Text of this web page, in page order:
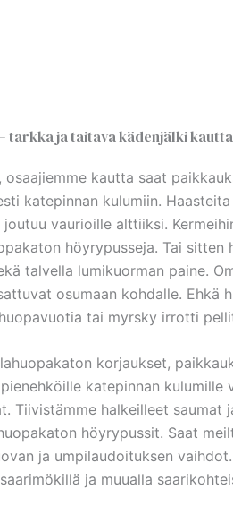
tarkka ja taitava kädenjälki
osaajiemme kautta saat
katepinnan kulumiin.
vaurioille alttiiksi.
höyrypusseja. Tai
talvella lumikuorman paine.
osumaan kohdalle.
tai myrsky irrotti
korjaukset,
katepinnan
Tiivistämme halkeilleet
höyrypussit. Saat
ja umpilaudoituksen
ja muualla